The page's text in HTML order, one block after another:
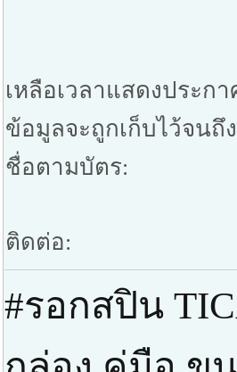
เหลือเวลาแสดงประกา
ข้อมูลจะถูกเก็บไว้จนถึ
ชื่อตามบัตร:
ติดต่อ:
#รอกสปิน